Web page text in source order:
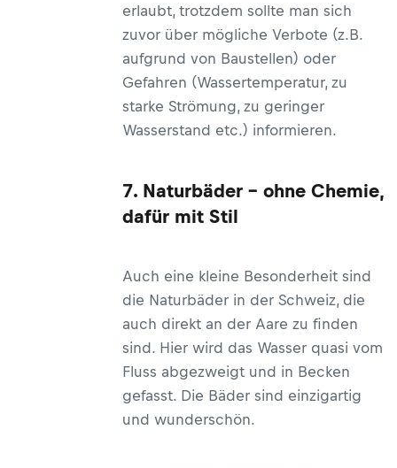
erlaubt, trotzdem sollte man sich
zuvor über mögliche Verbote (z.B.
aufgrund von Baustellen) oder
Gefahren (Wassertemperatur, zu
starke Strömung, zu geringer
Wasserstand etc.) informieren.
7. Naturbäder – ohne Chemie,
dafür mit Stil
Auch eine kleine Besonderheit sind
die Naturbäder in der Schweiz, die
auch direkt an der Aare zu finden
sind. Hier wird das Wasser quasi vom
Fluss abgezweigt und in Becken
gefasst. Die Bäder sind einzigartig
und wunderschön.